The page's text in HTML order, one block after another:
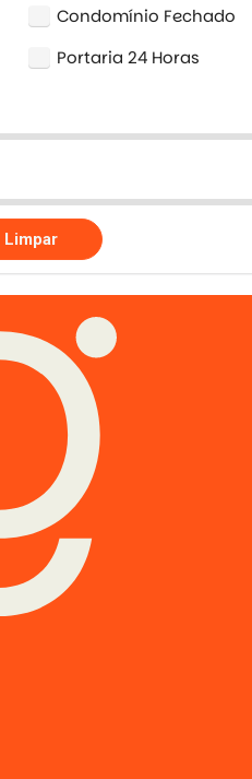
Condomínio Fechado
Portaria 24 Horas
Limpar